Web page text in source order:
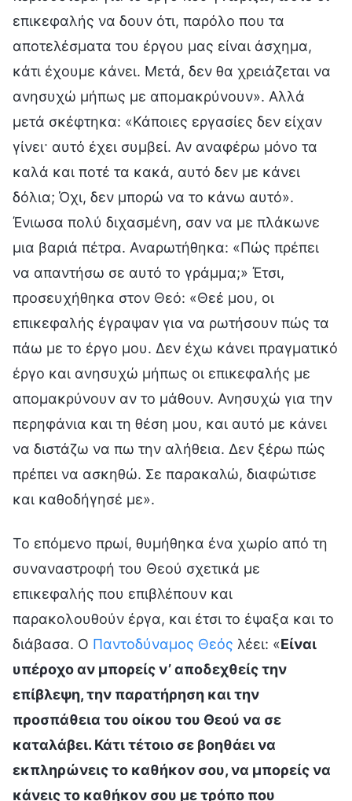
επικεφαλής να δουν ότι, παρόλο που τα
αποτελέσματα του έργου μας είναι άσχημα,
κάτι έχουμε κάνει. Μετά, δεν θα χρειάζεται να
ανησυχώ μήπως με απομακρύνουν». Αλλά
μετά σκέφτηκα: «Κάποιες εργασίες δεν είχαν
γίνει· αυτό έχει συμβεί. Αν αναφέρω μόνο τα
καλά και ποτέ τα κακά, αυτό δεν με κάνει
δόλια; Όχι, δεν μπορώ να το κάνω αυτό».
Ένιωσα πολύ διχασμένη, σαν να με πλάκωνε
μια βαριά πέτρα. Αναρωτήθηκα: «Πώς πρέπει
να απαντήσω σε αυτό το γράμμα;» Έτσι,
προσευχήθηκα στον Θεό: «Θεέ μου, οι
επικεφαλής έγραψαν για να ρωτήσουν πώς τα
πάω με το έργο μου. Δεν έχω κάνει πραγματικό
έργο και ανησυχώ μήπως οι επικεφαλής με
απομακρύνουν αν το μάθουν. Ανησυχώ για την
περηφάνια και τη θέση μου, και αυτό με κάνει
να διστάζω να πω την αλήθεια. Δεν ξέρω πώς
πρέπει να ασκηθώ. Σε παρακαλώ, διαφώτισε
και καθοδήγησέ με».
Το επόμενο πρωί, θυμήθηκα ένα χωρίο από τη
συναναστροφή του Θεού σχετικά με
επικεφαλής που επιβλέπουν και
παρακολουθούν έργα, και έτσι το έψαξα και το
διάβασα. Ο Παντοδύναμος Θεός λέει: «Είναι
υπέροχο αν μπορείς ν’ αποδεχθείς την
επίβλεψη, την παρατήρηση και την
προσπάθεια του οίκου του Θεού να σε
καταλάβει. Κάτι τέτοιο σε βοηθάει να
εκπληρώνεις το καθήκον σου, να μπορείς να
κάνεις το καθήκον σου με τρόπο που